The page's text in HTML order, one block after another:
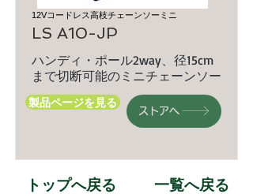
12Vコードレス高枝チェーンソーミニ
LS A10-JP
ハンディ・ポール2way、径15cm
まで切断可能のミニチェーンソー
製品ページを見る
ストアへ
トップへ戻る 一覧へ戻る